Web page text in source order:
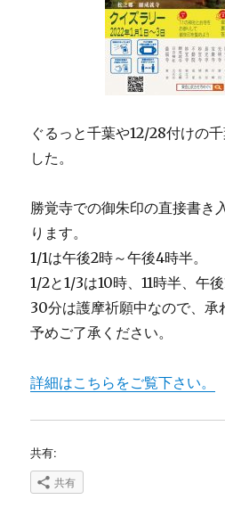
ぐるっと千葉や12/28付けの
した。
勝覚寺での御朱印の直接書き
ります。
1/1は午後2時～午後4時半。
1/2と1/3は10時、11時半、午
30分は護摩祈願中なので、承
予めご了承ください。
詳細はこちらをご覧下さい。
共有:
共有